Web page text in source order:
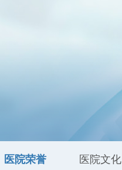
医院荣誉 医院文化